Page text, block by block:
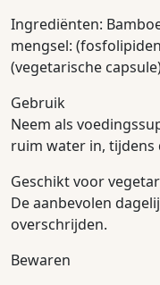
Ingrediënten:
mengsel:
(vegetarische
Gebruik
Neem als
ruim water in, tijdens
Geschikt voor
De aanbevolen
overschrijden.
Bewaren